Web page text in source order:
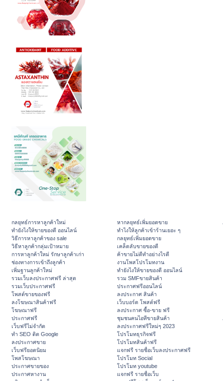
กลยุทธ์การหาลูกค้าใหม่
ทํายังไงให้ขายของดี ออนไลน์
วิธีการหาลูกค้าของ sale
วิธีหาลูกค้ากลุ่มเป้าหมาย
การหาลูกค้าใหม่ รักษาลูกค้าเก่า
ช่องทางการเข้าถึงลูกค้า
เพิ่มฐานลูกค้าใหม่
รวมเว็บลงประกาศฟรี ล่าสุด
รวมเว็บประกาศฟรี
โพสต์ขายของฟรี
ลงโฆษณาสินค้าฟรี
โฆษณาฟรี
ประกาศฟรี
เว็บฟรีไม่จำกัด
ทำ SEO ติด Google
ลงประกาศขาย
เว็บฟรียอดนิยม
โพสโฆษณา
ประกาศขายของ
ประกาศหางาน
หากลยุทธ์เพิ่มยอดขาย
ทําไงให้ลูกค้าเข้าร้านเยอะ ๆ
กลยุทธ์เพิ่มยอดขาย
เคล็ดลับขายของดี
ค้าขายไม่ดีทำอย่างไรดี
งานโพสโปรโมทงาน
ทํายังไงให้ขายของดี ออนไลน์
รวม SMFขายสินค้า
ประกาศฟรีออนไลน์
ลงประกาศ สินค้า
เว็บบอร์ด โพสต์ฟรี
ลงประกาศ ซื้อ-ขาย ฟรี
ชุมชนคนไอทีขายสินค้า
ลงประกาศฟรีใหม่ๆ 2023
โปรโมทธุรกิจฟรี
โปรโมทสินค้าฟรี
แจกฟรี รายชื่อเว็บลงประกาศฟรี
โปรโมท Social
โปรโมท youtube
แจกฟรี รายชื่อเว็บ